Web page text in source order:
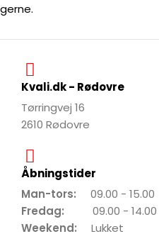
gerne.
Kvali.dk - Rødovre
Tørringvej 16
2610 Rødovre
Åbningstider
Man-tors: 09.00 - 15.00
Fredag: 09.00 - 14.00
Weekend: Lukket